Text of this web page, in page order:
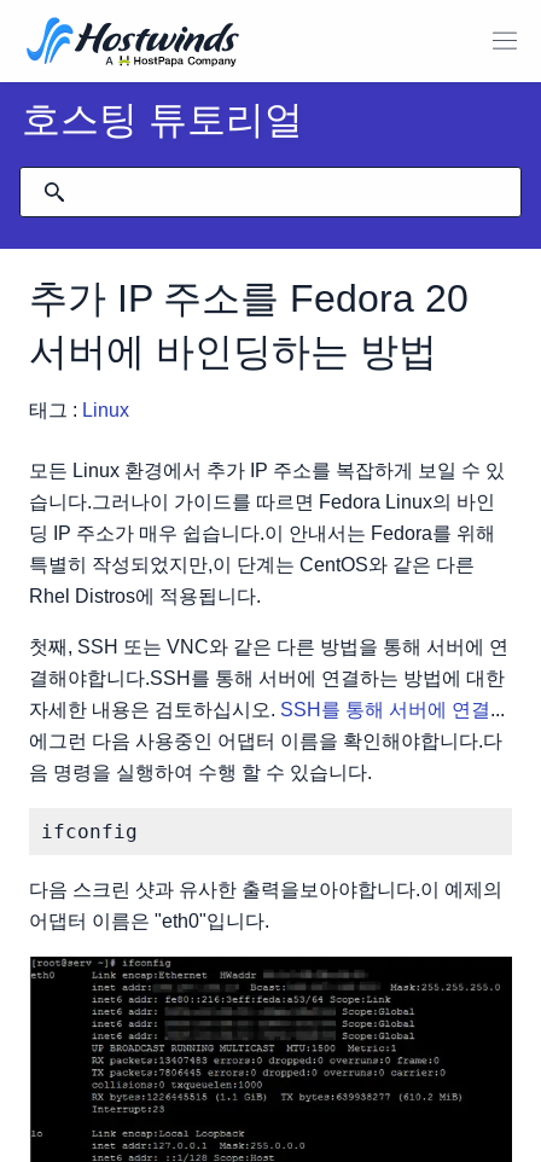
호스팅 튜토리얼
추가 IP 주소를 Fedora 20
서버에 바인딩하는 방법
태그 : Linux
모든 Linux 환경에서 추가 IP 주소를 복잡하게 보일 수 있
습니다.그러나이 가이드를 따르면 Fedora Linux의 바인
딩 IP 주소가 매우 쉽습니다.이 안내서는 Fedora를 위해
특별히 작성되었지만,이 단계는 CentOS와 같은 다른
Rhel Distros에 적용됩니다.
첫째, SSH 또는 VNC와 같은 다른 방법을 통해 서버에 연
결해야합니다.SSH를 통해 서버에 연결하는 방법에 대한
자세한 내용은 검토하십시오. SSH를 통해 서버에 연결...
에그런 다음 사용중인 어댑터 이름을 확인해야합니다.다
음 명령을 실행하여 수행 할 수 있습니다.
다음 스크린 샷과 유사한 출력을보아야합니다.이 예제의
어댑터 이름은 "eth0"입니다.